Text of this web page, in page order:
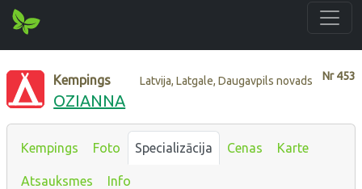
Nr453
Kempings Latvija, Latgale, Daugavpils novads
OZIANNA
Kempings Foto Specializācija Cenas Karte
Atsauksmes Info